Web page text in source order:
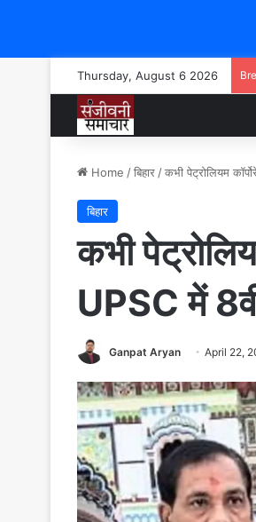
Thursday, August 6 2026
Home /बिहार /कभी पेट्रोलियम
बिहार
कभी
UPSC में
Ganpat Aryan April 22,